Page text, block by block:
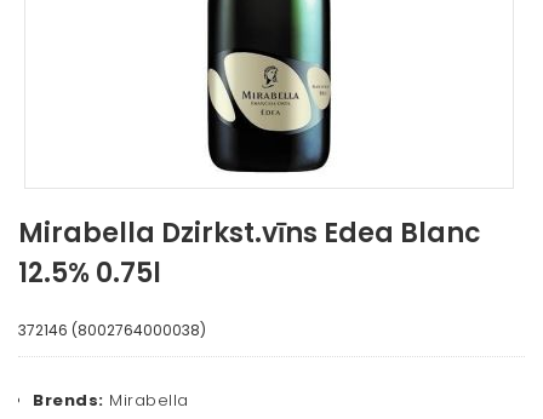
Mirabella Dzirkst.vīns Edea Blanc
12.5% 0.75l
372146 (8002764000038)
Brends: Mirabella